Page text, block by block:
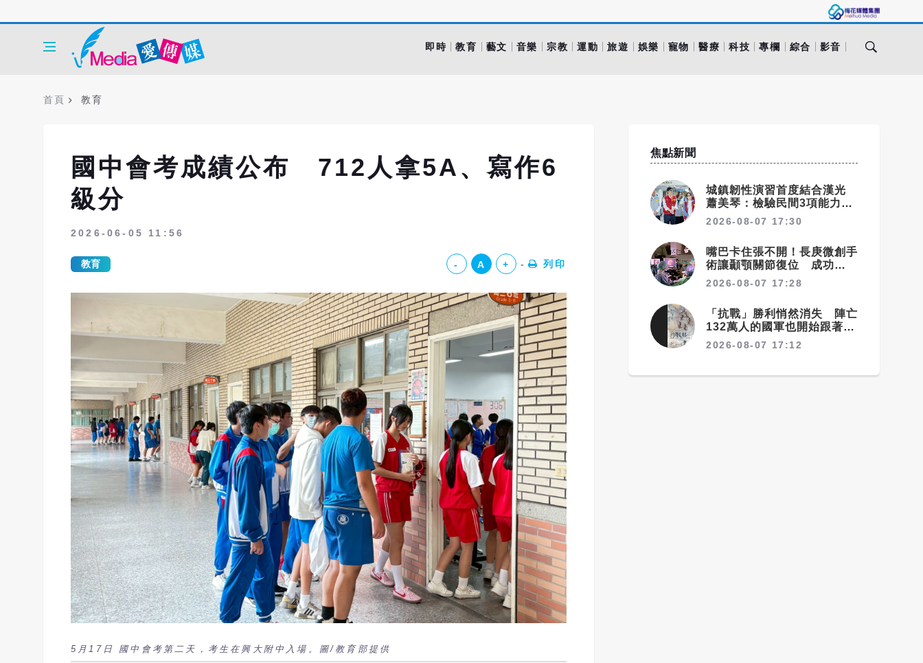
即時 教育 藝文 音樂 宗教 運動 旅遊 娛樂 寵物 醫療 科技 專欄 綜合 影音
首頁 教育
國中會考成績公布 712人拿5A、寫作6
級分
2026-06-05 11:56
教育 - A + 列印
5月17日 國中會考第二天，考生在興大附中入場。圖/教育部提供
焦點新聞
城鎮韌性演習首度結合漢光
蕭美琴：檢驗民間3項能力展
現防衛韌性（已完稿）
2026-08-07 17:30
嘴巴卡住張不開！長庚微創手
術讓顳顎關節復位 成功率達
97%
2026-08-07 17:28
「抗戰」勝利悄然消失 陣亡
132萬人的國軍也開始跟著賴
清德喊「終戰」了
2026-08-07 17:12